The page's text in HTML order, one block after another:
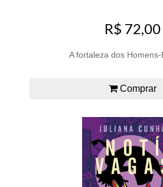
R$ 72,00
A fortaleza dos
Comprar